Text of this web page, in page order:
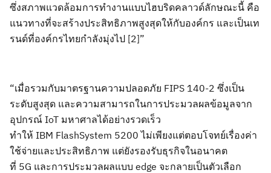
ซึ่งสภาพแวดล้อมการทำงานแบบไฮบริดคลาวด์ลักษณะนี้ คือ
แนวทางที่จะสร้างประสิทธิภาพสูงสุดให้กับองค์กร และเป็นเท
รนด์ที่องค์กรไทยกำลังมุ่งไป [2]”
“เมื่อรวมกับมาตรฐานความปลอดภัย FIPS 140-2 ซึ่งเป็น
ระดับสูงสุด และความสามารถในการประมวลผลข้อมูลจาก
อุปกรณ์ IoT มหาศาลได้อย่างรวดเร็ว
ทำให้ IBM FlashSystem 5200 ไม่เพียงแต่ตอบโจทย์เรื่องค่า
ใช้จ่ายและประสิทธิภาพ แต่ยังรองรับธุรกิจในอนาคต
ที่ 5G และการประมวลผลแบบ edge จะกลายเป็นตัวเลือก